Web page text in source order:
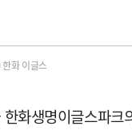
화 이글스
화생명이글스파